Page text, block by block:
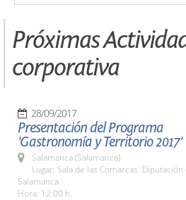
Próximas
corporativa
28/09/2017
Presentación del Programa
'Gastronomía y Territorio 2017'
Salamanca (Salamanca)
Lugar: Sala de las Comarcas. Diputación
Salamanca
Hora: 12:00 h.